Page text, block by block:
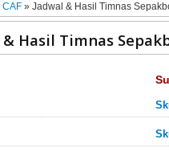
CAF » Jadwal & Hasil Timnas
& Hasil Timnas